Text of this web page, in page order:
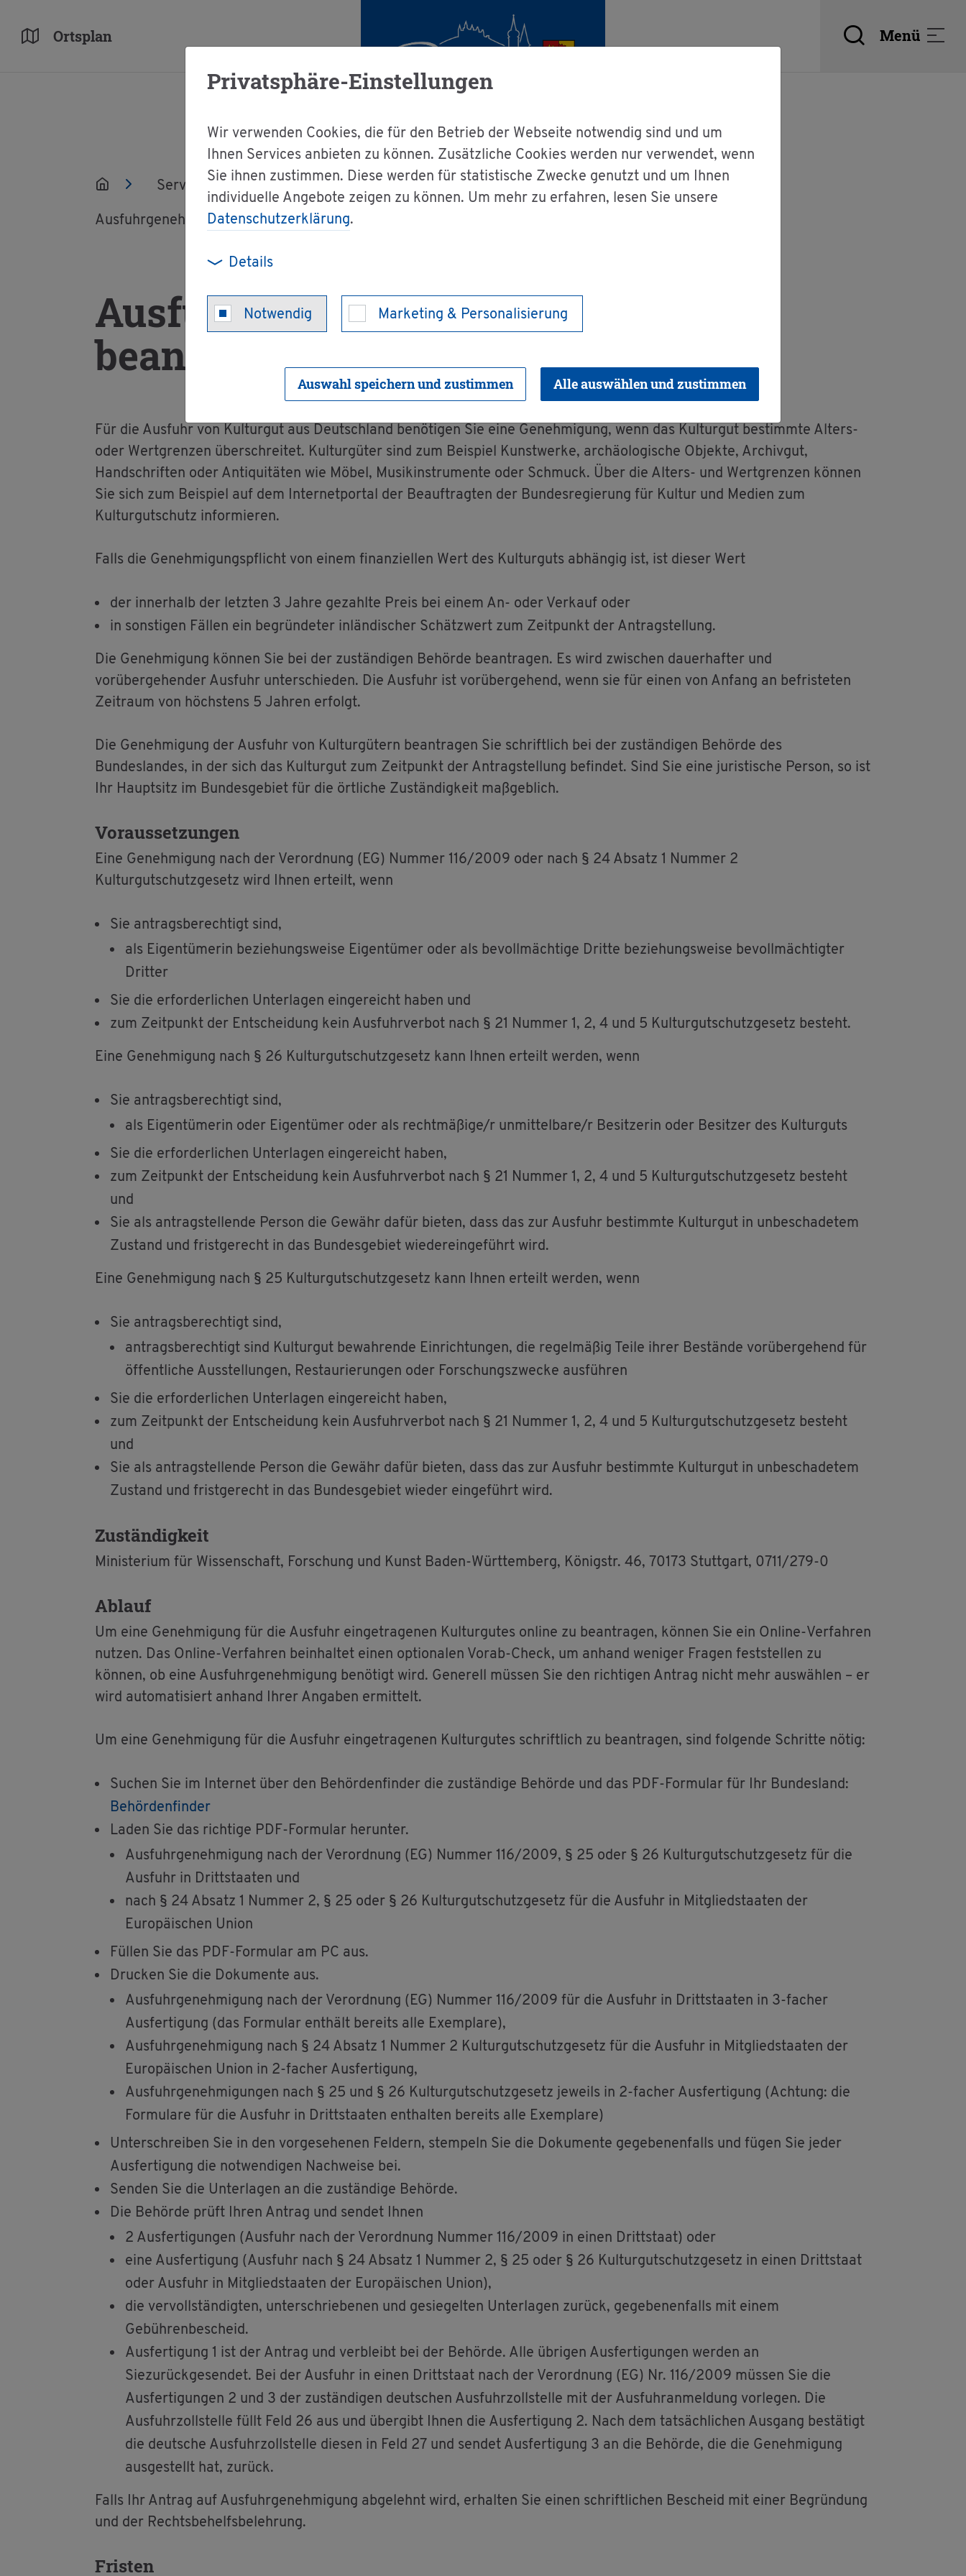
Privatsphäre-Einstellungen
Wir verwenden Cookies, die für den Betrieb der Webseite notwendig sind und um
Ihnen Services anbieten zu können. Zusätzliche Cookies werden nur verwendet, wenn
Sie ihnen zustimmen. Diese werden für statistische Zwecke genutzt und um Ihnen
individuelle Angebote zeigen zu können. Um mehr zu erfahren, lesen Sie unsere
Datenschutzerklärung.
Details
Notwendig Marketing & Personalisierung
Auswahl speichern und zustimmen Alle auswählen und zustimmen
Orts­plan Menü
Ser­vice Dienst­leis­tun­gen A-Z
Aus­fuhr­ge­neh­mi­gung für Kul­tur­gut be­an­tra­gen
Aus­fuhr­ge­neh­mi­gung für Kul­tur­gut
be­an­tra­gen
Für die Aus­fuhr von Kul­tur­gut aus Deutsch­land be­nö­ti­gen Sie eine Ge­neh­mi­gung, wenn das Kul­tur­gut be­stimm­te Al­ters-
oder Wert­gren­zen über­schrei­tet. Kul­tur­gü­ter sind zum Bei­spiel Kunst­wer­ke, ar­chäo­lo­gi­sche Ob­jek­te, Ar­chiv­gut,
Hand­schrif­ten oder An­ti­qui­tä­ten wie Möbel, Mu­sik­in­stru­men­te oder Schmuck. Über die Al­ters- und Wert­gren­zen kön­nen
Sie sich zum Bei­spiel auf dem In­ter­net­por­tal der Be­auf­trag­ten der Bun­des­re­gie­rung für Kul­tur und Me­di­en zum
Kul­tur­gut­schutz in­for­mie­ren.
Falls die Ge­neh­mi­gungs­pflicht von einem fi­nan­zi­el­len Wert des Kul­tur­guts ab­hän­gig ist, ist die­ser Wert
der in­ner­halb der letz­ten 3 Jahre ge­zahl­te Preis bei einem An- oder Ver­kauf oder
in sons­ti­gen Fäl­len ein be­grün­de­ter in­län­di­scher Schätz­wert zum Zeit­punkt der An­trag­stel­lung.
Die Ge­neh­mi­gung kön­nen Sie bei der zu­stän­di­gen Be­hör­de be­an­tra­gen. Es wird zwi­schen dau­er­haf­ter und
vor­über­ge­hen­der Aus­fuhr un­ter­schie­den. Die Aus­fuhr ist vor­über­ge­hend, wenn sie für einen von An­fang an be­fris­te­ten
Zeit­raum von höchs­tens 5 Jah­ren er­folgt.
Die Ge­neh­mi­gung der Aus­fuhr von Kul­tur­gü­tern be­an­tra­gen Sie schrift­lich bei der zu­stän­di­gen Be­hör­de des
Bun­des­lan­des, in der sich das Kul­tur­gut zum Zeit­punkt der An­trag­stel­lung be­fin­det. Sind Sie eine ju­ris­ti­sche Per­son, so ist
Ihr Haupt­sitz im Bun­des­ge­biet für die ört­li­che Zu­stän­dig­keit ma­ß­geb­lich.
Vor­aus­set­zun­gen
Eine Ge­neh­mi­gung nach der Ver­ord­nung (EG) Num­mer 116/2009 oder nach § 24 Ab­satz 1 Num­mer 2
Kul­tur­gut­schutz­ge­setz wird Ihnen er­teilt, wenn
Sie an­trags­be­rech­tigt sind,
als Ei­gen­tü­me­rin be­zie­hungs­wei­se Ei­gen­tü­mer oder als be­voll­mäch­ti­ge Drit­te be­zie­hungs­wei­se be­voll­mäch­tig­ter
Drit­ter
Sie die er­for­der­li­chen Un­ter­la­gen ein­ge­reicht haben und
zum Zeit­punkt der Ent­schei­dung kein Aus­fuhr­ver­bot nach § 21 Num­mer 1, 2, 4 und 5 Kul­tur­gut­schutz­ge­setz be­steht.
Eine Ge­neh­mi­gung nach § 26 Kul­tur­gut­schutz­ge­setz kann Ihnen er­teilt wer­den, wenn
Sie an­trags­be­rech­tigt sind,
als Ei­gen­tü­me­rin oder Ei­gen­tü­mer oder als recht­mä­ßi­ge/r un­mit­tel­ba­re/r Be­sit­ze­rin oder Be­sit­zer des Kul­tur­guts
Sie die er­for­der­li­chen Un­ter­la­gen ein­ge­reicht haben,
zum Zeit­punkt der Ent­schei­dung kein Aus­fuhr­ver­bot nach § 21 Num­mer 1, 2, 4 und 5 Kul­tur­gut­schutz­ge­setz be­steht
und
Sie als an­trag­stel­len­de Per­son die Ge­währ dafür bie­ten, dass das zur Aus­fuhr be­stimm­te Kul­tur­gut in un­be­scha­de­tem
Zu­stand und frist­ge­recht in das Bun­des­ge­biet wie­der­ein­ge­führt wird.
Eine Ge­neh­mi­gung nach § 25 Kul­tur­gut­schutz­ge­setz kann Ihnen er­teilt wer­den, wenn
Sie an­trags­be­rech­tigt sind,
an­trags­be­rech­tigt sind Kul­tur­gut be­wah­ren­de Ein­rich­tun­gen, die re­gel­mä­ßig Teile ihrer Be­stän­de vor­über­ge­hend für
öf­fent­li­che Aus­stel­lun­gen, Re­stau­rie­run­gen oder For­schungs­zwe­cke aus­füh­ren
Sie die er­for­der­li­chen Un­ter­la­gen ein­ge­reicht haben,
zum Zeit­punkt der Ent­schei­dung kein Aus­fuhr­ver­bot nach § 21 Num­mer 1, 2, 4 und 5 Kul­tur­gut­schutz­ge­setz be­steht
und
Sie als an­trag­stel­len­de Per­son die Ge­währ dafür bie­ten, dass das zur Aus­fuhr be­stimm­te Kul­tur­gut in un­be­scha­de­tem
Zu­stand und frist­ge­recht in das Bun­des­ge­biet wie­der ein­ge­führt wird.
Zu­stän­dig­keit
Mi­nis­te­ri­um für Wis­sen­schaft, For­schung und Kunst Baden-Würt­tem­berg, Kö­nigstr. 46, 70173 Stutt­gart, 0711/279-0
Ab­lauf
Um eine Ge­neh­mi­gung für die Aus­fuhr ein­ge­tra­ge­nen Kul­tur­gu­tes on­line zu be­an­tra­gen, kön­nen Sie ein On­line-Ver­fah­ren
nut­zen. Das On­line-Ver­fah­ren be­inhal­tet einen op­tio­na­len Vorab-Check, um an­hand we­ni­ger Fra­gen fest­stel­len zu
kön­nen, ob eine Aus­fuhr­ge­neh­mi­gung be­nö­tigt wird. Ge­ne­rell müs­sen Sie den rich­ti­gen An­trag nicht mehr aus­wäh­len – er
wird au­to­ma­ti­siert an­hand Ihrer An­ga­ben er­mit­telt.
Um eine Ge­neh­mi­gung für die Aus­fuhr ein­ge­tra­ge­nen Kul­tur­gu­tes schrift­lich zu be­an­tra­gen, sind fol­gen­de Schrit­te nötig:
Su­chen Sie im In­ter­net über den Be­hör­den­fin­der die zu­stän­di­ge Be­hör­de und das PDF-For­mu­lar für Ihr Bun­des­land:
Be­hör­den­fin­der
Laden Sie das rich­ti­ge PDF-For­mu­lar her­un­ter.
Aus­fuhr­ge­neh­mi­gung nach der Ver­ord­nung (EG) Num­mer 116/2009, § 25 oder § 26 Kul­tur­gut­schutz­ge­setz für die
Aus­fuhr in Dritt­staa­ten und
nach § 24 Ab­satz 1 Num­mer 2, § 25 oder § 26 Kul­tur­gut­schutz­ge­setz für die Aus­fuhr in Mit­glied­staa­ten der
Eu­ro­päi­schen Union
Fül­len Sie das PDF-For­mu­lar am PC aus.
Dru­cken Sie die Do­ku­men­te aus.
Aus­fuhr­ge­neh­mi­gung nach der Ver­ord­nung (EG) Num­mer 116/2009 für die Aus­fuhr in Dritt­staa­ten in 3-fa­cher
Aus­fer­ti­gung (das For­mu­lar ent­hält be­reits alle Ex­em­pla­re),
Aus­fuhr­ge­neh­mi­gung nach § 24 Ab­satz 1 Num­mer 2 Kul­tur­gut­schutz­ge­setz für die Aus­fuhr in Mit­glied­staa­ten der
Eu­ro­päi­schen Union in 2-fa­cher Aus­fer­ti­gung,
Aus­fuhr­ge­neh­mi­gun­gen nach § 25 und § 26 Kul­tur­gut­schutz­ge­setz je­weils in 2-fa­cher Aus­fer­ti­gung (Ach­tung: die
For­mu­la­re für die Aus­fuhr in Dritt­staa­ten ent­hal­ten be­reits alle Ex­em­pla­re)
Un­ter­schrei­ben Sie in den vor­ge­se­he­nen Fel­dern, stem­peln Sie die Do­ku­men­te ge­ge­be­nen­falls und fügen Sie jeder
Aus­fer­ti­gung die not­wen­di­gen Nach­wei­se bei.
Sen­den Sie die Un­ter­la­gen an die zu­stän­di­ge Be­hör­de.
Die Be­hör­de prüft Ihren An­trag und sen­det Ihnen
2 Aus­fer­ti­gun­gen (Aus­fuhr nach der Ver­ord­nung Num­mer 116/2009 in einen Dritt­staat) oder
eine Aus­fer­ti­gung (Aus­fuhr nach § 24 Ab­satz 1 Num­mer 2, § 25 oder § 26 Kul­tur­gut­schutz­ge­setz in einen Dritt­staat
oder Aus­fuhr in Mit­glied­staa­ten der Eu­ro­päi­schen Union),
die ver­voll­stän­dig­ten, un­ter­schrie­be­nen und ge­sie­gel­ten Un­ter­la­gen zu­rück, ge­ge­be­nen­falls mit einem
Ge­büh­ren­be­scheid.
Aus­fer­ti­gung 1 ist der An­trag und ver­bleibt bei der Be­hör­de. Alle üb­ri­gen Aus­fer­ti­gun­gen wer­den an
Sie­zu­rück­ge­sen­det. Bei der Aus­fuhr in einen Dritt­staat nach der Ver­ord­nung (EG) Nr. 116/2009 müs­sen Sie die
Aus­fer­ti­gun­gen 2 und 3 der zu­stän­di­gen deut­schen Aus­fuhr­zoll­stel­le mit der Aus­fuhr­an­mel­dung vor­le­gen. Die
Aus­fuhr­zoll­stel­le füllt Feld 26 aus und über­gibt Ihnen die Aus­fer­ti­gung 2. Nach dem tat­säch­li­chen Aus­gang be­stä­tigt
die deut­sche Aus­fuhr­zoll­stel­le die­sen in Feld 27 und sen­det Aus­fer­ti­gung 3 an die Be­hör­de, die die Ge­neh­mi­gung
aus­ge­stellt hat, zu­rück.
Falls Ihr An­trag auf Aus­fuhr­ge­neh­mi­gung ab­ge­lehnt wird, er­hal­ten Sie einen schrift­li­chen Be­scheid mit einer Be­grün­dung
und der Rechts­be­helfs­be­leh­rung.
Fris­ten